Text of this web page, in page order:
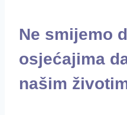
Ne smijemo
osjećajima
našim